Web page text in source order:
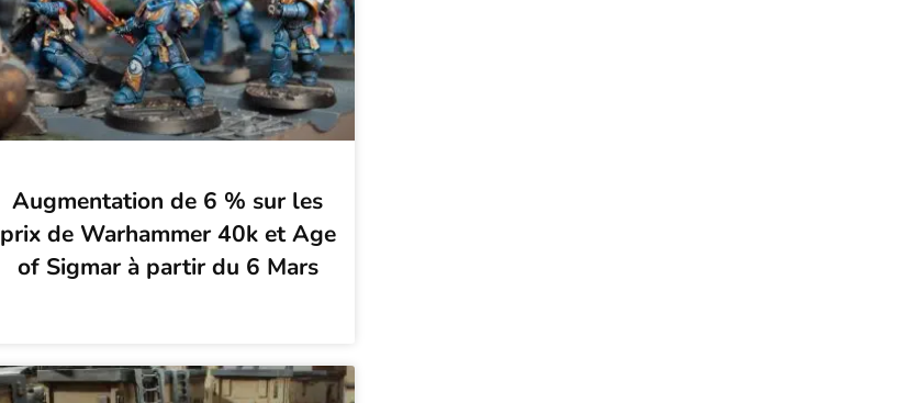
Augmentation de 6 % sur les
prix de Warhammer 40k et Age
of Sigmar à partir du 6 Mars